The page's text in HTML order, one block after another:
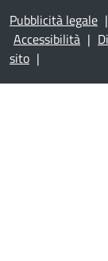
Pubblicità legale |
Accessibilità |
sito |